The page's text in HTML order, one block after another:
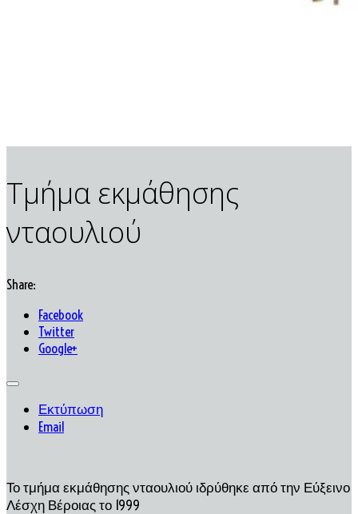
Τμήμα εκμάθησης
νταουλιού
Share:
Facebook
Twitter
Google+
Εκτύπωση
Email
Το τμήμα εκμάθησης νταουλιού ιδρύθηκε από την Εύξεινο
Λέσχη Βέροιας το 1999